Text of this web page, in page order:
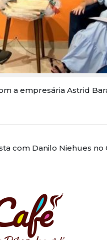
a empresária Astrid
com Danilo Niehues no